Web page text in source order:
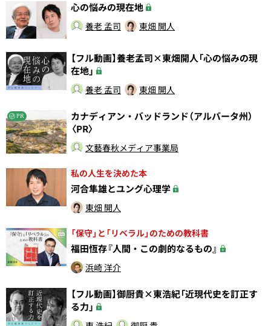
心の悩みの現在地
養老 孟司 東畑 開人
【フル動画】養老孟司×東畑開人「心の悩みの現
在地」
養老 孟司 東畑 開人
PR
カナディアン・バッドランド（アルバータ州）
〈PR〉
文藝春秋メディア事業局
私の人生を決めた本
河合隼雄とユング心理学
東畑 開人
「保守」と「リベラル」のための教科書
福田恆存『人間・この劇的なるもの』
浜崎 洋介
【フル動画】御厨貴×東浩紀「近現代史を訂正す
る力」